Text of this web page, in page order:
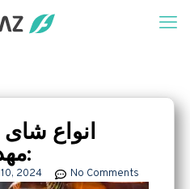
انواع
مهدیه یجب تجربتها:
2024 No Comments